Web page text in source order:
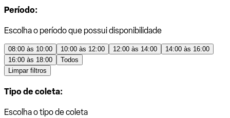
Período:
Escolha o período que possui disponibilidade
08:00 às 10:00 10:00 às 12:00 12:00 às 14:00
14:00 às 16:00
16:00 às 18:00
Todos
Limpar filtros
Tipo de coleta:
Escolha o tipo de coleta